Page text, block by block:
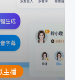
主播
：让每一个内容
效生产灵活定制